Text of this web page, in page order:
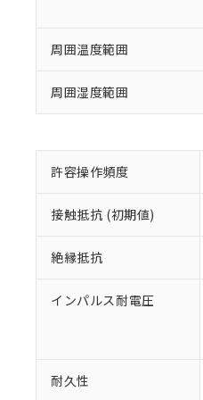
周囲温度範囲
周囲湿度範囲
許容操作頻度
接触抵抗 (初期値)
絶縁抵抗
インパルス耐電圧
耐久性